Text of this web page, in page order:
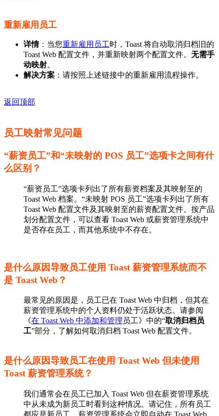
重新雇用员工
详情：当您重新雇用员工时，Toast 将自动取消归档旧的
Toast Web 配置文件，并重新映射两个配置文件。 无需手
动映射。
解决方案 ：请按照上述链接中的重新雇用流程操作。
返回顶部
员工映射常见问题
“薪资员工”和“未映射的 POS 员工”选项卡之间有什
么区别？
“薪资员工”选项卡列出了所有薪资档案及其映射至的
Toast Web 档案。“未映射 POS 员工”选项卡列出了所有
Toast Web 配置文件及其映射至的薪资配置文件。按产品
划分配置文件，可以查看 Toast Web 或薪资管理系统中
是否存在员工，而其他系统中不存在。
是什么原因导致员工使用 Toast 薪资管理系统而不
是 Toast Web？
最常见的原因是，员工已在 Toast Web 中归档，但其在
薪资管理系统中的个人资料仍处于活跃状态。请参阅
《在 Toast Web 中添加和管理 员工》中的“取消归档员
工”部分，了解如何取消归档 Toast Web 配置文件。
是什么原因导致员工在使用 Toast Web 但未使用
Toast 薪资管理系统？
我们通常会在员工已加入 Toast Web 但在薪资管理系统
中从未成为新员工时看到这种情况。请记住，所有员工
都应是新员工，薪资管理系统会立即自动在 Toast Web